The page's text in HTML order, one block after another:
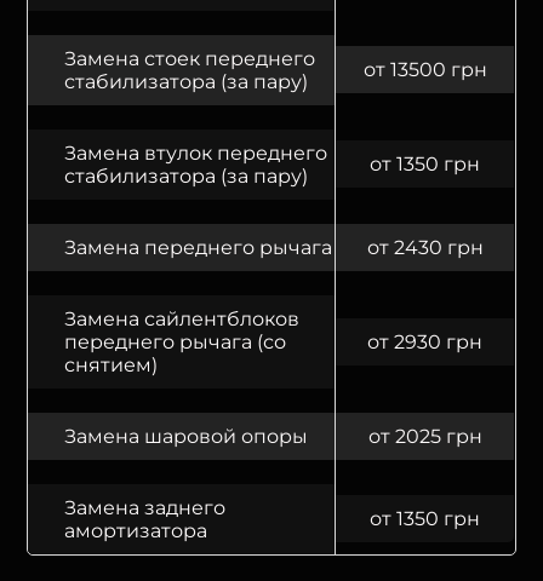
Замена стоек переднего
стабилизатора (за пару)
от 13500 грн
Замена втулок переднего
стабилизатора (за пару)
от 1350 грн
Замена переднего рычага от 2430 грн
Замена сайлентблоков
переднего рычага (со
снятием)
от 2930 грн
Замена шаровой опоры от 2025 грн
Замена заднего
амортизатора
от 1350 грн